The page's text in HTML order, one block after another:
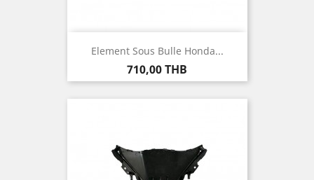
Element Sous Bulle Honda...
Prix
710,00 THB